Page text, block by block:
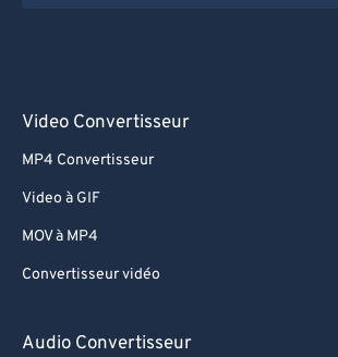
Video Convertisseur
MP4 Convertisseur
Video à GIF
MOV à MP4
Convertisseur vidéo
Audio Convertisseur